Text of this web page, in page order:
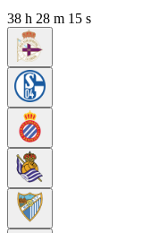
38 h 28 m 14 s